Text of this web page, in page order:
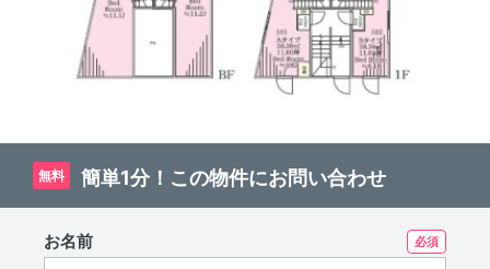
無料 簡単1分！この物件にお問い合わせ
お名前